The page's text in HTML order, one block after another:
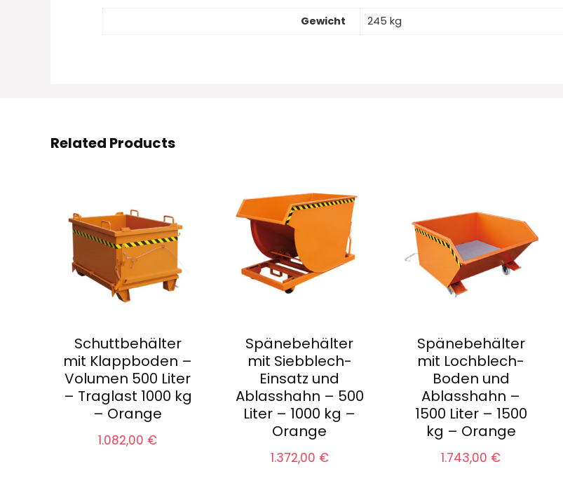
Gewicht 245 kg
Related Products
Schuttbehälter
mit Klappboden –
Volumen 500 Liter
– Traglast 1000 kg
– Orange
1.082,00 €
Spänebehälter
mit Siebblech-
Einsatz und
Ablasshahn – 500
Liter – 1000 kg –
Orange
1.372,00 €
Spänebehälter
mit Lochblech-
Boden und
Ablasshahn –
1500 Liter – 1500
kg – Orange
1.743,00 €